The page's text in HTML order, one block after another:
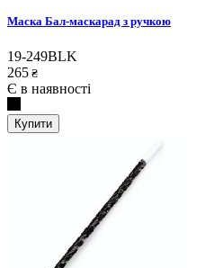
Маска Бал-маскарад з ручкою
19-249BLK
265 ₴
Є в наявності
Купити